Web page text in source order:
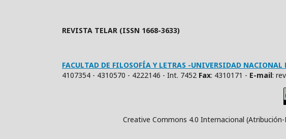
REVISTA TELAR (ISSN 1668-3633)
FACULTAD DE FILOSOFÍA Y LETRAS -UNIVERSIDAD NACIONAL
4107354 - 4310570 - 4222146 - Int. 7452 Fax: 4310171 - E-mail:
Creative Commons 4.0 Internacional (Atribución-